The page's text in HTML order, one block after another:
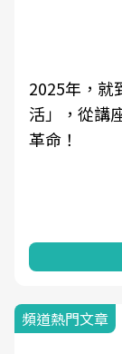
2025年，就
活」，從講
革命！
頻道熱門文章